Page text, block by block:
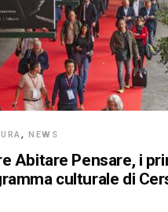
,NEWS
Abitare Pensare, i
culturale di